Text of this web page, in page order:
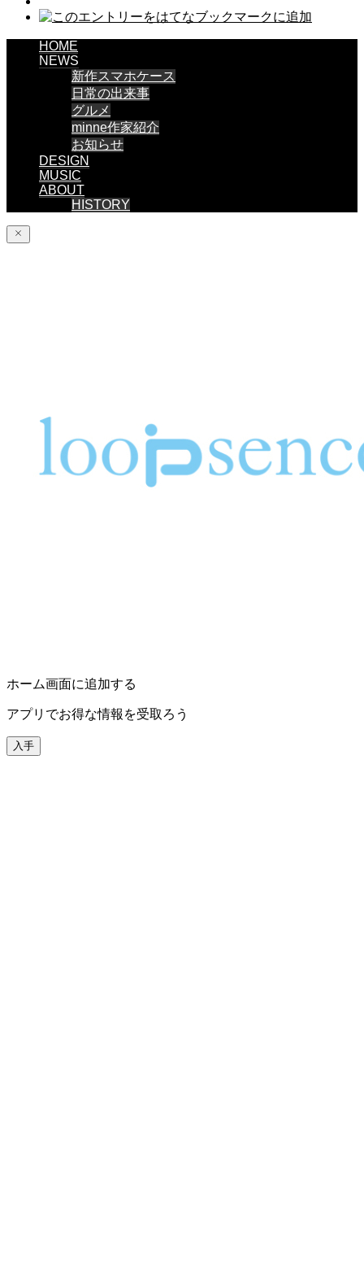
HOME
NEWS
新作スマホケース
日常の出来事
グルメ
minne作家紹介
お知らせ
DESIGN
MUSIC
ABOUT
HISTORY
ホーム画面に追加する
アプリでお得な情報を受取ろう
入手